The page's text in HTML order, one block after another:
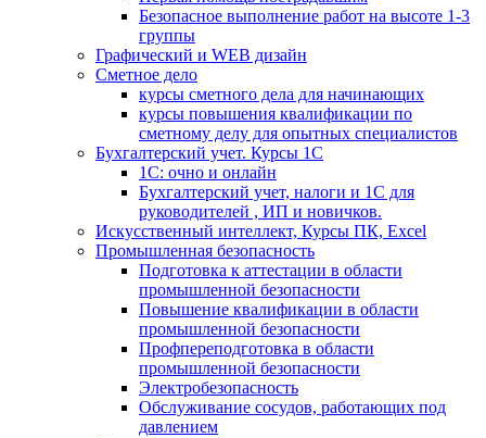
Безопасное выполнение работ на высоте 1-3
группы
Графический и WEB дизайн
Сметное дело
курсы сметного дела для начинающих
курсы повышения квалификации по
сметному делу для опытных специалистов
Бухгалтерский учет. Курсы 1С
1С: очно и онлайн
Бухгалтерский учет, налоги и 1С для
руководителей , ИП и новичков.
Искусственный интеллект, Курсы ПК, Excel
Промышленная безопасность
Подготовка к аттестации в области
промышленной безопасности
Повышение квалификации в области
промышленной безопасности
Профпереподготовка в области
промышленной безопасности
Электробезопасность
Обслуживание сосудов, работающих под
давлением